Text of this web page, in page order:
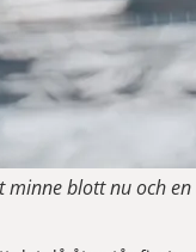
minne blott nu och